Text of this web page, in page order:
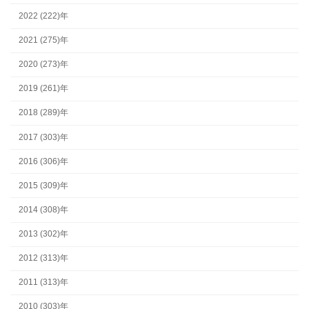
2022 (222)年
2021 (275)年
2020 (273)年
2019 (261)年
2018 (289)年
2017 (303)年
2016 (306)年
2015 (309)年
2014 (308)年
2013 (302)年
2012 (313)年
2011 (313)年
2010 (303)年